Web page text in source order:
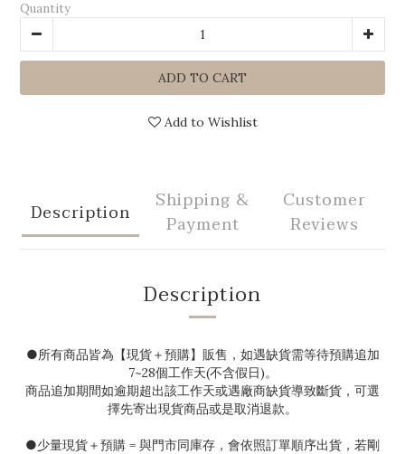
Quantity
ADD TO CART
Add to Wishlist
Description
Shipping &
Payment
Customer
Reviews
Description
●所有商品皆為【現貨＋預購】販售，如遇缺貨需等待預購追加
7~28個工作天(不含假日)。
商品追加期間如逾期超出該工作天或遇廠商缺貨導致斷貨，可選
擇先寄出現貨商品或是取消退款。
●少量現貨＋預購 = 與門市同庫存，會依照訂單順序出貨，若剛